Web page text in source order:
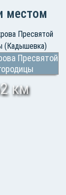
местом
Пресвятой
км